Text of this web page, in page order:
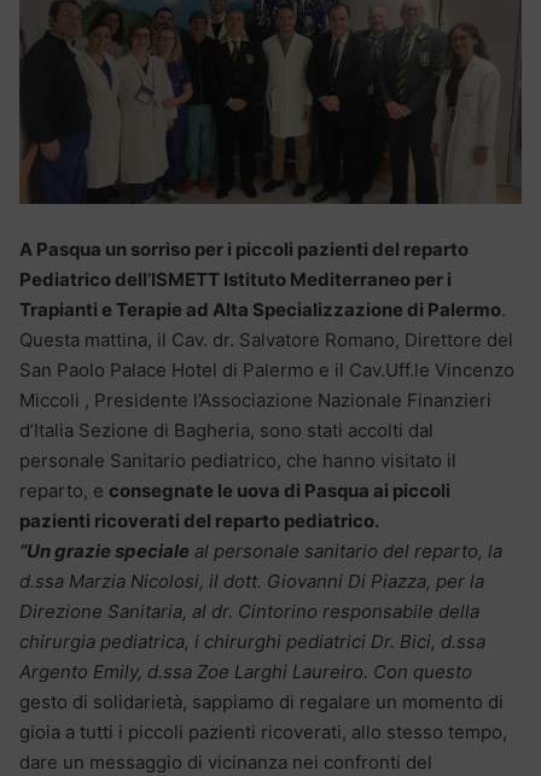
A Pasqua un sorriso per i piccoli pazienti del reparto
Pediatrico dell’ISMETT Istituto Mediterraneo per i
Trapianti e Terapie ad Alta Specializzazione di Palermo.
Questa mattina, il Cav. dr. Salvatore Romano, Direttore del
San Paolo Palace Hotel di Palermo e il Cav.Uff.le Vincenzo
Miccoli , Presidente l’Associazione Nazionale Finanzieri
d’Italia Sezione di Bagheria, sono stati accolti dal
personale Sanitario pediatrico, che hanno visitato il
reparto, e consegnate le uova di Pasqua ai piccoli
pazienti ricoverati del reparto pediatrico.
“Un grazie speciale al personale sanitario del reparto, la
d.ssa Marzia Nicolosi, il dott. Giovanni Di Piazza, per la
Direzione Sanitaria, al dr. Cintorino responsabile della
chirurgia pediatrica, i chirurghi pediatrici Dr. Bici, d.ssa
Argento Emily, d.ssa Zoe Larghi Laureiro. Con questo
gesto di solidarietà, sappiamo di regalare un momento di
gioia a tutti i piccoli pazienti ricoverati, allo stesso tempo,
dare un messaggio di vicinanza nei confronti del